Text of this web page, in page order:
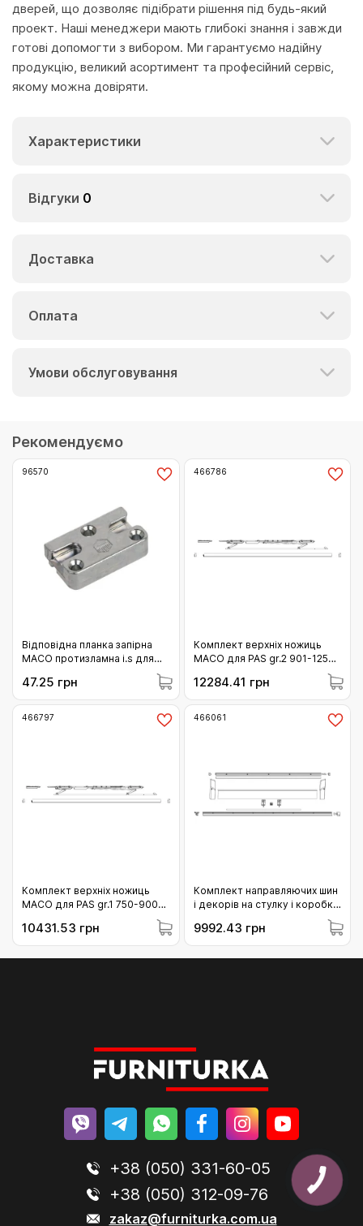
дверей, що дозволяє підібрати рішення під будь-який
проект. Наші менеджери мають глибокі знання і завжди
готові допомогти з вибором. Ми гарантуємо надійну
продукцію, великий асортимент та професійний сервіс,
якому можна довіряти.
Характеристики
Відгуки 0
Доставка
Оплата
Умови обслуговування
Рекомендуємо
96570
Відповідна планка запірна
МАСО протизламна і.s для
(96570)
47.25 грн
466786
Комплект верхніх ножиць
МАСО для PAS gr.2 901-1250
12284.41 грн
466797
Комплект верхніх ножиць
МАСО для PAS gr.1 750-900
10431.53 грн
466061
Комплект направляючих шин
і декорів на стулку і коробку
L=3.030 FFB 1251-1450 білий
(466061)
9992.43 грн
+38 (050) 331-60-05
+38 (050) 312-09-76
zakaz@furniturka.com.ua